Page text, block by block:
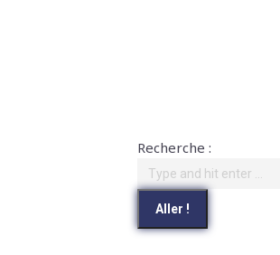
Recherche :